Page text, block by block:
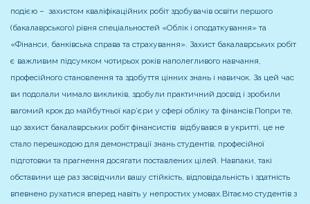
подією – захистом кваліфікаційних робіт здобувачів освіти першого
(бакалаврського) рівня спеціальностей «Облік і оподаткування» та
«Фінанси, банківська справа та страхування». Захист бакалаврських робіт
є важливим підсумком чотирьох років наполегливого навчання,
професійного становлення та здобуття цінних знань і навичок. За цей час
ви подолали чимало викликів, здобули практичний досвід і зробили
вагомий крок до майбутньої кар’єри у сфері обліку та фінансів.Попри те,
що захист бакалаврських робіт фінансистів відбувався в укритті, це не
стало перешкодою для демонстрації знань студентів, професійної
підготовки та прагнення досягати поставлених цілей. Навпаки, такі
обставини ще раз засвідчили вашу стійкість, відповідальність і здатність
впевнено рухатися вперед навіть у непростих умовах.Вітаємо студентів з